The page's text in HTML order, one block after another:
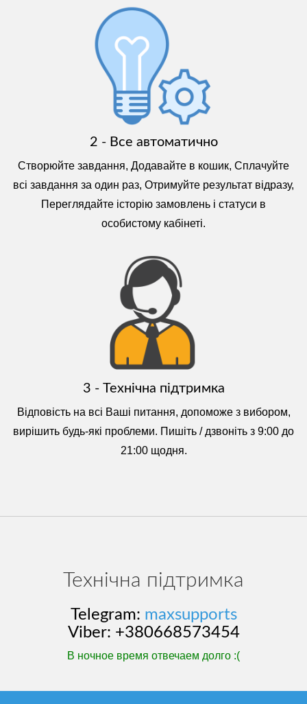
2 - Все автоматично
Створюйте завдання, Додавайте в кошик, Сплачуйте
всі завдання за один раз, Отримуйте результат відразу,
Переглядайте історію замовлень і статуси в
особистому кабінеті.
3 - Технічна підтримка
Відповість на всі Ваші питання, допоможе з вибором,
вирішить будь-які проблеми. Пишіть / дзвоніть з 9:00 до
21:00 щодня.
Технічна підтримка
Telegram: maxsupports
Viber: +380668573454
В ночное время отвечаем долго :(